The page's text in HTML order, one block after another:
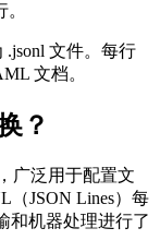
.jsonl 文件。每行
文档。
？
广泛用于配置文
（JSON Lines）每
和机器处理进行了